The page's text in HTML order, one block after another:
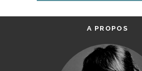
A PROPOS